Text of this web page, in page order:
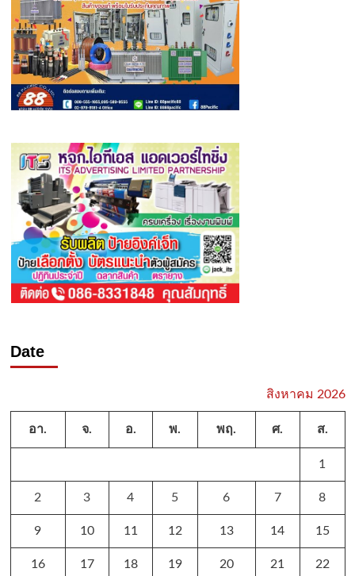
Date
สิงหาคม 2026
อา. จ. อ. พ. พฤ. ศ. ส.
1
2 3 4 5 6 7 8
9 10 11 12 13 14 15
16 17 18 19 20 21 22